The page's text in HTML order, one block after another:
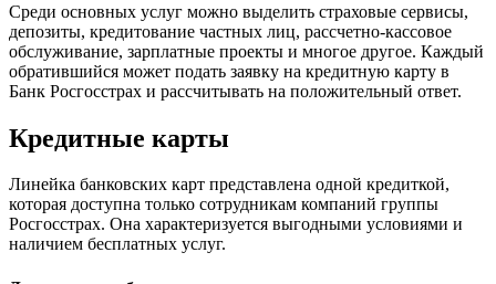
Среди основных услуг можно выделить страховые сервисы,
депозиты, кредитование частных лиц, рассчетно-кассовое
обслуживание, зарплатные проекты и многое другое. Каждый
обратившийся может подать заявку на кредитную карту в
Банк Росгосстрах и рассчитывать на положительный ответ.
Кредитные карты
Линейка банковских карт представлена одной кредиткой,
которая доступна только сотрудникам компаний группы
Росгосстрах. Она характеризуется выгодными условиями и
наличием бесплатных услуг.